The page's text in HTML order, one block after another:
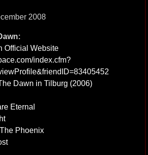
2008
Official Website
index.cfm?
Dawn in Tilburg (2006)
Eternal
Phoenix